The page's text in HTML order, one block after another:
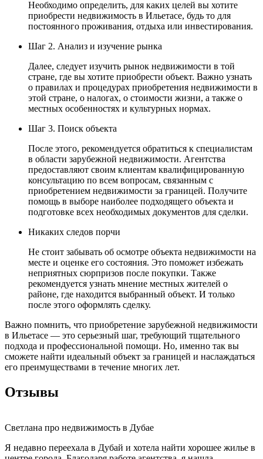
Необходимо определить, для каких целей вы хотите
приобрести недвижимость в Ильетасе, будь то для
постоянного проживания, отдыха или инвестирования.
Шаг 2. Анализ и изучение рынка
Далее, следует изучить рынок недвижимости в той
стране, где вы хотите приобрести объект. Важно узнать
о правилах и процедурах приобретения недвижимости в
этой стране, о налогах, о стоимости жизни, а также о
местных особенностях и культурных нормах.
Шаг 3. Поиск объекта
После этого, рекомендуется обратиться к специалистам
в области зарубежной недвижимости. Агентства
предоставляют своим клиентам квалифицированную
консультацию по всем вопросам, связанным с
приобретением недвижимости за границей. Получите
помощь в выборе наиболее подходящего объекта и
подготовке всех необходимых документов для сделки.
Никаких следов порчи
Не стоит забывать об осмотре объекта недвижимости на
месте и оценке его состояния. Это поможет избежать
неприятных сюрпризов после покупки. Также
рекомендуется узнать мнение местных жителей о
районе, где находится выбранный объект. И только
после этого оформлять сделку.
Важно помнить, что приобретение зарубежной недвижимости
в Ильетасе — это серьезный шаг, требующий тщательного
подхода и профессиональной помощи. Но, именно так вы
сможете найти идеальный объект за границей и наслаждаться
его преимуществами в течение многих лет.
Отзывы
Светлана про недвижимость в Дубае
Я недавно переехала в Дубай и хотела найти хорошее жилье в